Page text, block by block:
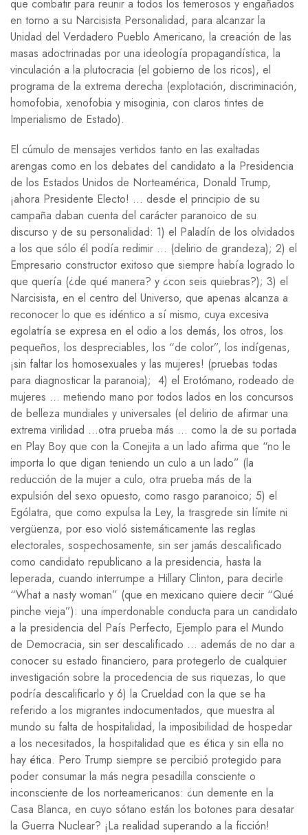
que combatir para reunir a todos los temerosos y engañados
en torno a su Narcisista Personalidad, para alcanzar la
Unidad del Verdadero Pueblo Americano, la creación de las
masas adoctrinadas por una ideología propagandística, la
vinculación a la plutocracia (el gobierno de los ricos), el
programa de la extrema derecha (explotación, discriminación,
homofobia, xenofobia y misoginia, con claros tintes de
Imperialismo de Estado).
El cúmulo de mensajes vertidos tanto en las exaltadas
arengas como en los debates del candidato a la Presidencia
de los Estados Unidos de Norteamérica, Donald Trump,
¡ahora Presidente Electo! … desde el principio de su
campaña daban cuenta del carácter paranoico de su
discurso y de su personalidad: 1) el Paladín de los olvidados
a los que sólo él podía redimir … (delirio de grandeza); 2) el
Empresario constructor exitoso que siempre había logrado lo
que quería (¿de qué manera? y ¿con seis quiebras?); 3) el
Narcisista, en el centro del Universo, que apenas alcanza a
reconocer lo que es idéntico a sí mismo, cuya excesiva
egolatría se expresa en el odio a los demás, los otros, los
pequeños, los despreciables, los “de color”, los indígenas,
¡sin faltar los homosexuales y las mujeres! (pruebas todas
para diagnosticar la paranoia); 4) el Erotómano, rodeado de
mujeres … metiendo mano por todos lados en los concursos
de belleza mundiales y universales (el delirio de afirmar una
extrema virilidad …otra prueba más … como la de su portada
en Play Boy que con la Conejita a un lado afirma que “no le
importa lo que digan teniendo un culo a un lado” (la
reducción de la mujer a culo, otra prueba más de la
expulsión del sexo opuesto, como rasgo paranoico; 5) el
Ególatra, que como expulsa la Ley, la trasgrede sin límite ni
vergüenza, por eso violó sistemáticamente las reglas
electorales, sospechosamente, sin ser jamás descalificado
como candidato republicano a la presidencia, hasta la
leperada, cuando interrumpe a Hillary Clinton, para decirle
“What a nasty woman” (que en mexicano quiere decir “Qué
pinche vieja”): una imperdonable conducta para un candidato
a la presidencia del País Perfecto, Ejemplo para el Mundo
de Democracia, sin ser descalificado … además de no dar a
conocer su estado financiero, para protegerlo de cualquier
investigación sobre la procedencia de sus riquezas, lo que
podría descalificarlo y 6) la Crueldad con la que se ha
referido a los migrantes indocumentados, que muestra al
mundo su falta de hospitalidad, la imposibilidad de hospedar
a los necesitados, la hospitalidad que es ética y sin ella no
hay ética. Pero Trump siempre se percibió protegido para
poder consumar la más negra pesadilla consciente o
inconsciente de los norteamericanos: ¿un demente en la
Casa Blanca, en cuyo sótano están los botones para desatar
la Guerra Nuclear? ¡La realidad superando a la ficción!